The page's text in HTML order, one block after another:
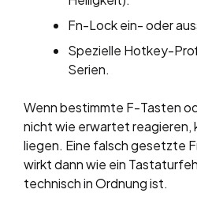
Fn-Lock ein- oder
Spezielle Hotkey-
Serien.
Wenn bestimmte F-Tasten
nicht wie erwartet reagieren,
liegen. Eine falsch gesetzte
wirkt dann wie ein
technisch in Ordnung ist.